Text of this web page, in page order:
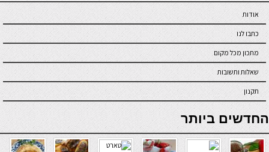
אודות
כתבו לנו
מתכון מכל מקום
שאלות ותשובות
תקנון
online casino
החדשים ביותר